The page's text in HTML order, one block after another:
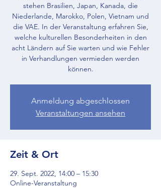
stehen Brasilien, Japan, Kanada, die
Niederlande, Marokko, Polen, Vietnam und
die VAE. In der Veranstaltung erfahren Sie,
welche kulturellen Besonderheiten in den
acht Ländern auf Sie warten und wie Fehler
in Verhandlungen vermieden werden
können.
Anmeldung abgeschlossen
Veranstaltungen ansehen
Zeit & Ort
29. Sept. 2022, 14:00 – 15:30
Online-Veranstaltung